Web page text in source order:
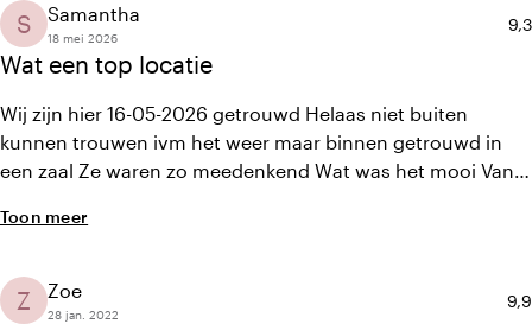
Wat een top locatie
S Samantha
18 mei 2026
9,3
Wij zijn hier 16-05-2026 getrouwd Helaas niet buiten
kunnen trouwen ivm het weer maar binnen getrouwd in
een zaal Ze waren zo meedenkend Wat was het mooi Van A
parkeerplaatsen En vriendelijk personeel Wij zijn blij dat we
top
Toon meer
Z Zoe
28 jan. 2022
9,9